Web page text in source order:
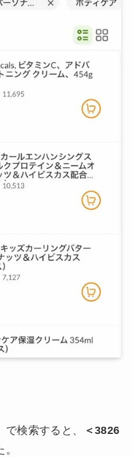
検索すると、
＜3826